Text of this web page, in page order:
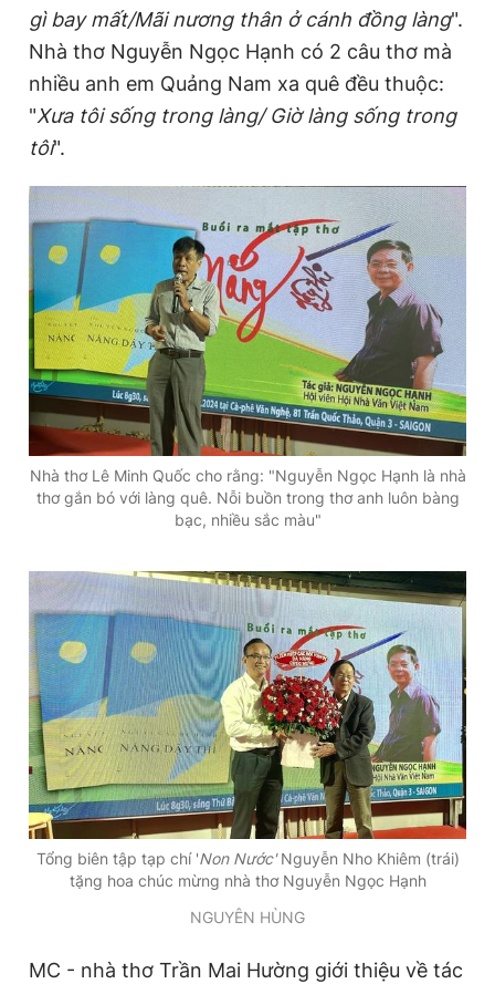
gì bay mất/Mãi nương thân ở cánh đồng làng".
Nhà thơ Nguyễn Ngọc Hạnh có 2 câu thơ mà
nhiều anh em Quảng Nam xa quê đều thuộc:
"Xưa tôi sống trong làng/ Giờ làng sống trong
tôi".
Nhà thơ Lê Minh Quốc cho rằng: "Nguyễn Ngọc Hạnh là nhà
thơ gắn bó với làng quê. Nỗi buồn trong thơ anh luôn bàng
bạc, nhiều sắc màu"
Tổng biên tập tạp chí 'Non Nước'Nguyễn Nho Khiêm (trái)
tặng hoa chúc mừng nhà thơ Nguyễn Ngọc Hạnh
NGUYÊN HÙNG
MC - nhà thơ Trần Mai Hường giới thiệu về tác